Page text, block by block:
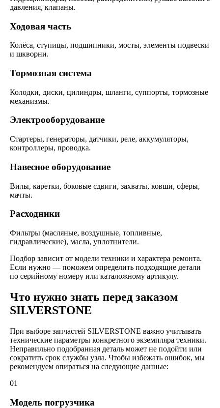
давления, клапаны.
Ходовая часть
Колёса, ступицы, подшипники, мосты, элементы подвески
и шкворни.
Тормозная система
Колодки, диски, цилиндры, шланги, суппорты, тормозные
механизмы.
Электрооборудование
Стартеры, генераторы, датчики, реле, аккумуляторы,
контроллеры, проводка.
Навесное оборудование
Вилы, каретки, боковые сдвиги, захваты, ковши, сферы,
мачты.
Расходники
Фильтры (масляные, воздушные, топливные,
гидравлические), масла, уплотнители.
Подбор зависит от модели техники и характера ремонта.
Если нужно — поможем определить подходящие детали
по серийному номеру или каталожному артикулу.
Что нужно знать перед заказом
SILVERSTONE
При выборе запчастей SILVERSTONE важно учитывать
технические параметры конкретного экземпляра техники.
Неправильно подобранная деталь может не подойти или
сократить срок службы узла. Чтобы избежать ошибок, мы
рекомендуем опираться на следующие данные:
01
Модель погрузчика